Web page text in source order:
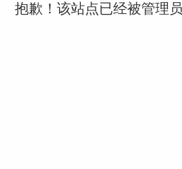
抱歉！该站点已经被管理